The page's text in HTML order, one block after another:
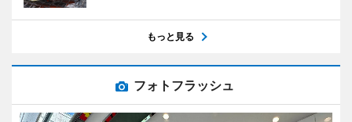
もっと見る
フォトフラッシュ